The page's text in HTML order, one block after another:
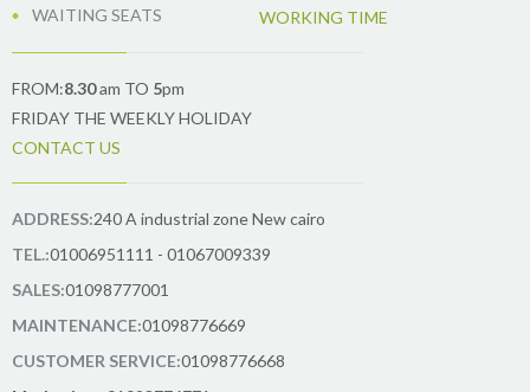
WAITING SEATS
WORKING TIME
FROM:8.30am TO 5pm
FRIDAY THE WEEKLY HOLIDAY
CONTACT US
ADDRESS:240 A industrial zone New cairo
TEL.:01006951111 - 01067009339
SALES:01098777001
MAINTENANCE:01098776669
CUSTOMER SERVICE:01098776668